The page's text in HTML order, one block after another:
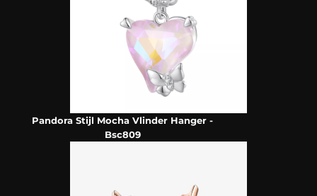
Pandora Stijl Mocha Vlinder Hanger -
Bsc809